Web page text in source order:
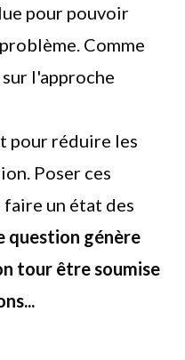
pour pouvoir
Comme
l'approche
pour réduire les
Poser ces
un état des
question génère
tour être soumise